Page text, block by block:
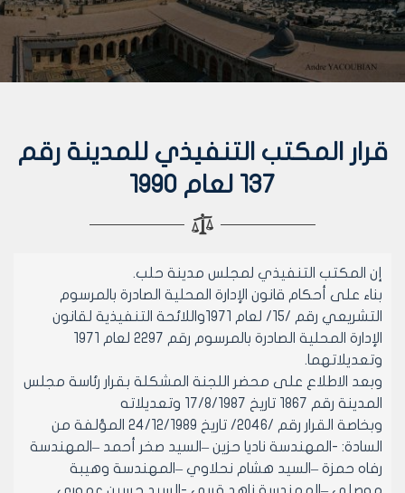
قرار المكتب التنفيذي للمدينة رقم
137 لعام 1990
إن المكتب التنفيذي لمجلس مدينة حلب.
بناء على أحكام قانون الإدارة المحلية الصادرة بالمرسوم
التشريعي رقم /15/ لعام 1971واللائحة التنفيذية لقانون
الإدارة المحلية الصادرة بالمرسوم رقم 2297 لعام 1971
وتعديلاتهما.
وبعد الاطلاع على محضر اللجنة المشكلة بقرار رئاسة مجلس
المدينة رقم 1867 تاريخ 17/8/1987 وتعديلاته
وبخاصة القرار رقم /2046/ تاريخ 24/12/1989 المؤلفة من
السادة: -المهندسة ناديا حزين –السيد صخر أحمد –المهندسة
رفاه حمزة –السيد هشام نحلاوي –المهندسة وهيبة